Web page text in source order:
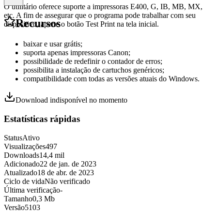
O utilitário oferece suporte a impressoras E400, G, IB, MB, MX,
etc. A fim de assegurar que o programa pode trabalhar com seu
dispositivo, aperte o botão Test Print na tela inicial.
Recursos
baixar e usar grátis;
suporta apenas impressoras Canon;
possibilidade de redefinir o contador de erros;
possibilita a instalação de cartuchos genéricos;
compatibilidade com todas as versões atuais do Windows.
Download indisponível no momento
Estatísticas rápidas
StatusAtivo
Visualizações497
Downloads14,4 mil
Adicionado22 de jan. de 2023
Atualizado18 de abr. de 2023
Ciclo de vidaNão verificado
Última verificação-
Tamanho0,3 Mb
Versão5103